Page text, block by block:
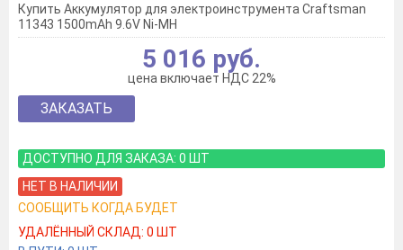
Купить Аккумулятор для электроинструмента Craftsman
11343 1500mAh 9.6V Ni-MH
5 016 руб.
цена включает НДС 22%
ЗАКАЗАТЬ
ДОСТУПНО ДЛЯ ЗАКАЗА: 0 ШТ
НЕТ В НАЛИЧИИ
СООБЩИТЬ КОГДА БУДЕТ
УДАЛЁННЫЙ СКЛАД: 0 ШТ